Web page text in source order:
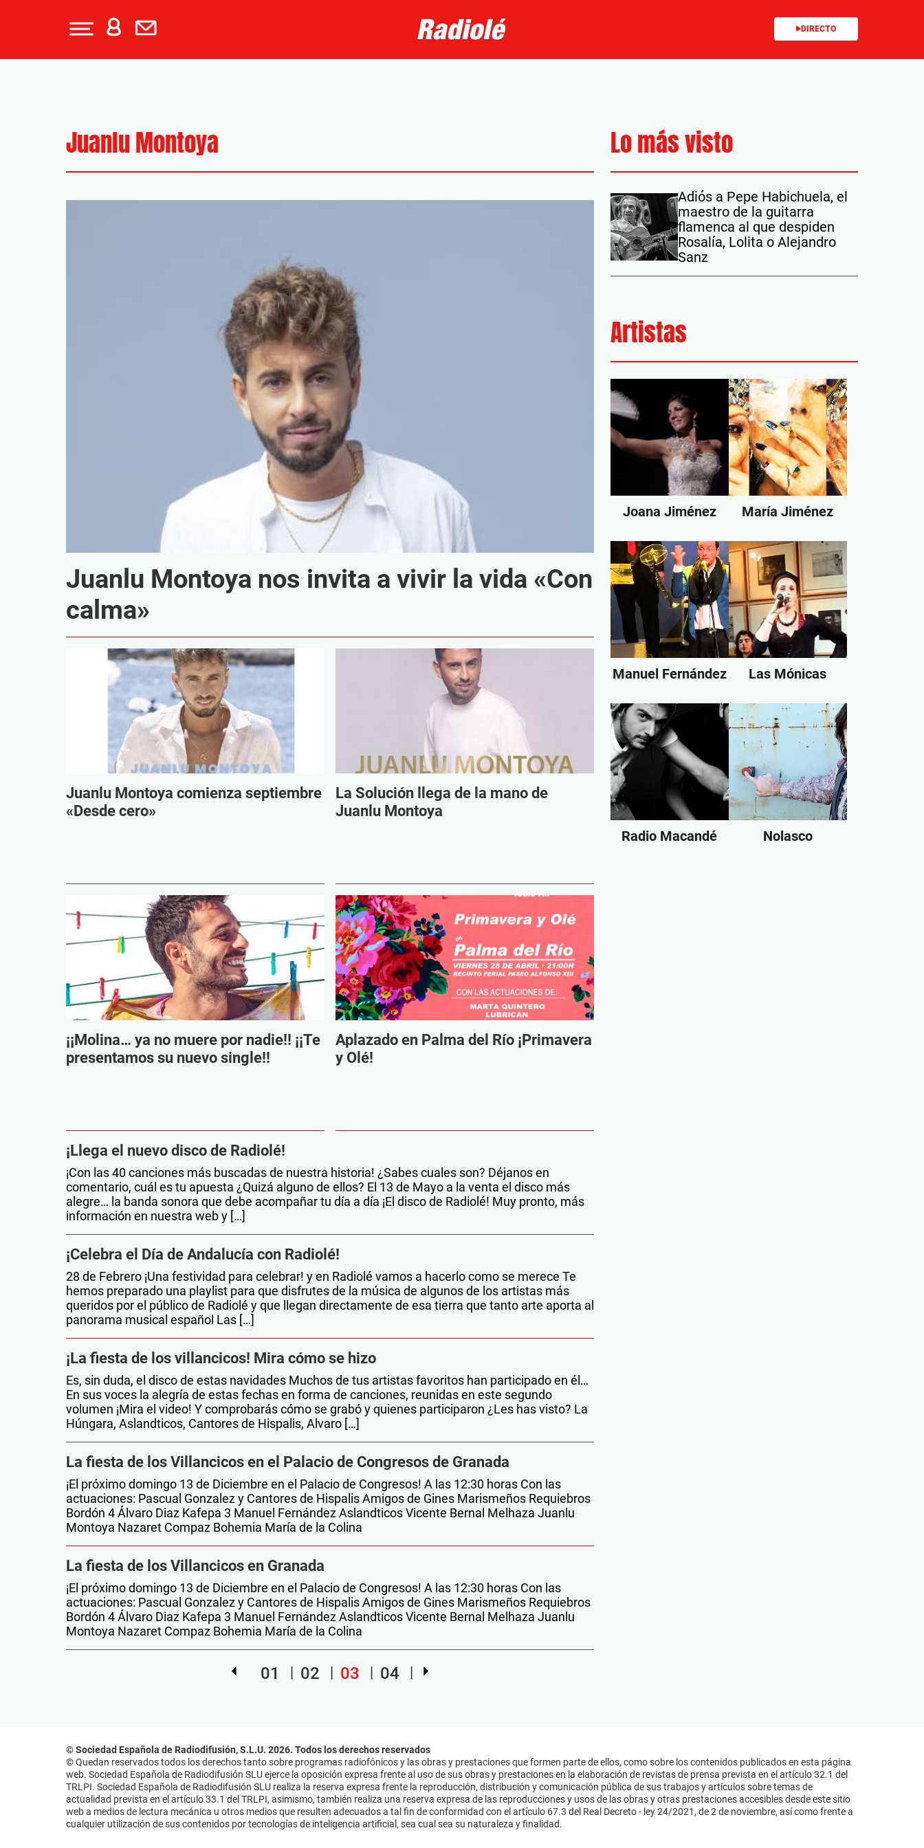
DIRECTO
Juanlu Montoya
Juanlu Montoya nos invita a vivir la vida «Con
calma»
Juanlu Montoya comienza septiembre
«Desde cero»
La Solución llega de la mano de
Juanlu Montoya
¡¡Molina… ya no muere por nadie!! ¡¡Te
presentamos su nuevo single!!
Aplazado en Palma del Río ¡Primavera
y Olé!
¡Llega el nuevo disco de Radiolé!
¡Con las 40 canciones más buscadas de nuestra historia! ¿Sabes cuales son? Déjanos en
comentario, cuál es tu apuesta ¿Quizá alguno de ellos? El 13 de Mayo a la venta el disco más
alegre… la banda sonora que debe acompañar tu día a día ¡El disco de Radiolé! Muy pronto, más
información en nuestra web y […]
¡Celebra el Día de Andalucía con Radiolé!
28 de Febrero ¡Una festividad para celebrar! y en Radiolé vamos a hacerlo como se merece Te
hemos preparado una playlist para que disfrutes de la música de algunos de los artistas más
queridos por el público de Radiolé y que llegan directamente de esa tierra que tanto arte aporta al
panorama musical español Las […]
¡La fiesta de los villancicos! Mira cómo se hizo
Es, sin duda, el disco de estas navidades Muchos de tus artistas favoritos han participado en él…
En sus voces la alegría de estas fechas en forma de canciones, reunidas en este segundo
volumen ¡Mira el video! Y comprobarás cómo se grabó y quienes participaron ¿Les has visto? La
Húngara, Aslandticos, Cantores de Hispalis, Alvaro […]
La fiesta de los Villancicos en el Palacio de Congresos de Granada
¡El próximo domingo 13 de Diciembre en el Palacio de Congresos! A las 12:30 horas Con las
actuaciones: Pascual Gonzalez y Cantores de Hispalis Amigos de Gines Marismeños Requiebros
Bordón 4 Álvaro Diaz Kafepa 3 Manuel Fernández Aslandticos Vicente Bernal Melhaza Juanlu
Montoya Nazaret Compaz Bohemia María de la Colina
La fiesta de los Villancicos en Granada
¡El próximo domingo 13 de Diciembre en el Palacio de Congresos! A las 12:30 horas Con las
actuaciones: Pascual Gonzalez y Cantores de Hispalis Amigos de Gines Marismeños Requiebros
Bordón 4 Álvaro Diaz Kafepa 3 Manuel Fernández Aslandticos Vicente Bernal Melhaza Juanlu
Montoya Nazaret Compaz Bohemia María de la Colina
01 02 03 04
Lo más visto
Adiós a Pepe Habichuela, el
maestro de la guitarra
flamenca al que despiden
Rosalía, Lolita o Alejandro
Sanz
Artistas
Joana Jiménez María Jiménez
Manuel Fernández Las Mónicas
Radio Macandé Nolasco
© Sociedad Española de Radiodifusión, S.L.U. 2026. Todos los derechos reservados
© Quedan reservados todos los derechos tanto sobre programas radiofónicos y las obras y prestaciones que formen parte de ellos, como sobre los contenidos publicados en esta página
web. Sociedad Española de Radiodifusión SLU ejerce la oposición expresa frente al uso de sus obras y prestaciones en la elaboración de revistas de prensa prevista en el artículo 32.1 del
TRLPI. Sociedad Española de Radiodifusión SLU realiza la reserva expresa frente la reproducción, distribución y comunicación pública de sus trabajos y artículos sobre temas de
actualidad prevista en el artículo 33.1 del TRLPI, asimismo, también realiza una reserva expresa de las reproducciones y usos de las obras y otras prestaciones accesibles desde este sitio
web a medios de lectura mecánica u otros medios que resulten adecuados a tal fin de conformidad con el artículo 67.3 del Real Decreto - ley 24/2021, de 2 de noviembre, así como frente a
cualquier utilización de sus contenidos por tecnologías de inteligencia artificial, sea cual sea su naturaleza y finalidad.